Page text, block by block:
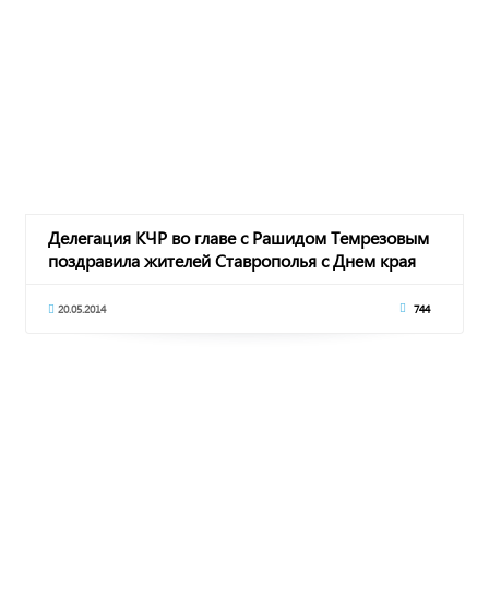
Делегация КЧР во главе с Рашидом Темрезовым
поздравила жителей Ставрополья с Днем края
20.05.2014 744